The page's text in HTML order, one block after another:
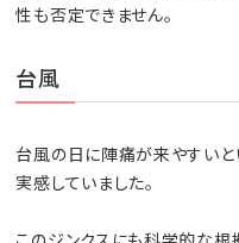
性も否定できません。
台風
台風の日に陣痛が来やすい
実感していました。